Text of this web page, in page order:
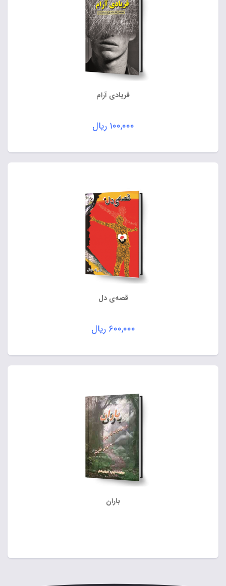
فریادی آرام
۱۰۰,۰۰۰ ریال
قصه‌ی دل
۶۰۰,۰۰۰ ریال
باران